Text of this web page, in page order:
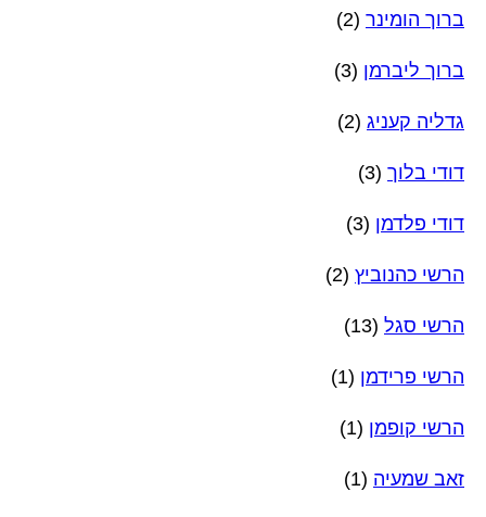
ברוך הומינר (2)
ברוך ליברמן (3)
גדליה קעניג (2)
דודי בלוך (3)
דודי פלדמן (3)
הרשי כהנוביץ (2)
הרשי סגל (13)
הרשי פרידמן (1)
הרשי קופמן (1)
זאב שמעיה (1)